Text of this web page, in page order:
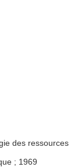
des ressources
; 1969